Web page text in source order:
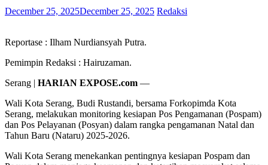
December 25, 2025December 25, 2025 Redaksi
Reportase : Ilham Nurdiansyah Putra.
Pemimpin Redaksi : Hairuzaman.
Serang | HARIAN EXPOSE.com —
Wali Kota Serang, Budi Rustandi, bersama Forkopimda Kota
Serang, melakukan monitoring kesiapan Pos Pengamanan (Pospam)
dan Pos Pelayanan (Posyan) dalam rangka pengamanan Natal dan
Tahun Baru (Nataru) 2025-2026.
Wali Kota Serang menekankan pentingnya kesiapan Pospam dan